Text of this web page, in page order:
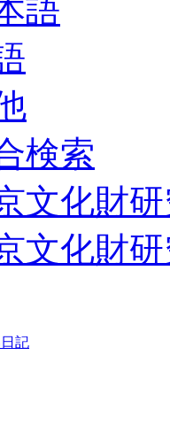
語
検索
文化財
文化財
記